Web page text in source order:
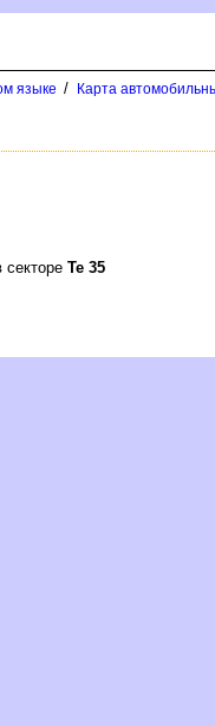
языке /
Карта
секторе Те 35